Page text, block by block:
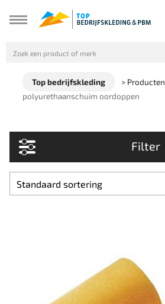
Top bedrijfskleding > Producten
polyurethaanschuim oordoppen
Filter